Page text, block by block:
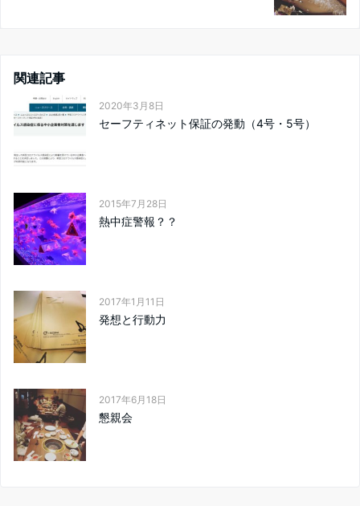
関連記事
2020年3月8日
セーフティネット保証の発動（4号・5号）
2015年7月28日
熱中症警報？？
2017年1月11日
発想と行動力
2017年6月18日
懇親会